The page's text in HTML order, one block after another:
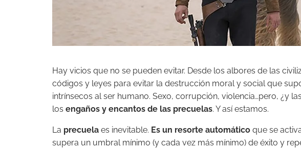
Hay vicios que no se pueden evitar. Desde los albores de las
códigos y leyes para evitar la destrucción moral y social que
intrínsecos al ser humano. Sexo, corrupción, violencia…pero, ¿y las
los engaños y encantos de las precuelas. Y así estamos.
La precuela es inevitable. Es un resorte automático que se
supera un umbral mínimo (y cada vez más mínimo) de éxito y